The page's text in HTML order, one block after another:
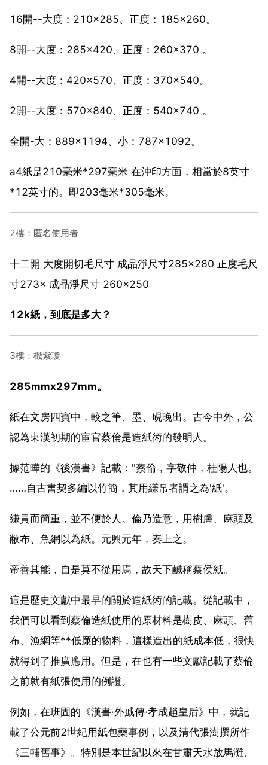
16開--大度：210×285、正度：185×260。
8開--大度：285×420、正度：260×370 。
4開--大度：420×570、正度：370×540。
2開--大度：570×840、正度：540×740 。
全開-大：889×1194、小：787×1092。
a4紙是210毫米*297毫米 在沖印方面，相當於8英寸
*12英寸的。即203毫米*305毫米。
2樓：匿名使用者
十二開 大度開切毛尺寸 成品淨尺寸285×280 正度毛尺
寸273× 成品淨尺寸 260×250
12k紙，到底是多大？
3樓：機紫瓊
285mmx297mm。
紙在文房四寶中，較之筆、墨、硯晚出。古今中外，公
認為東漢初期的宦官蔡倫是造紙術的發明人。
據范曄的《後漢書》記載："蔡倫，字敬仲，桂陽人也。
……自古書契多編以竹簡，其用縑帛者謂之為'紙'。
縑貴而簡重，並不便於人。倫乃造意，用樹膚、麻頭及
敝布、魚網以為紙。元興元年，奏上之。
帝善其能，自是莫不從用焉，故天下鹹稱蔡侯紙。
這是歷史文獻中最早的關於造紙術的記載。從記載中，
我們可以看到蔡倫造紙使用的原材料是樹皮、麻頭、舊
布、漁網等**低廉的物料，這樣造出的紙成本低，很快
就得到了推廣應用。但是，在也有一些文獻記載了蔡倫
之前就有紙張使用的例證。
例如，在班固的《漢書·外戚傳·孝成趙皇后》中，就記
載了公元前2世紀用紙包藥事例，以及清代張澍撰所作
《三輔舊事》。特別是本世紀以來在甘肅天水放馬灘、